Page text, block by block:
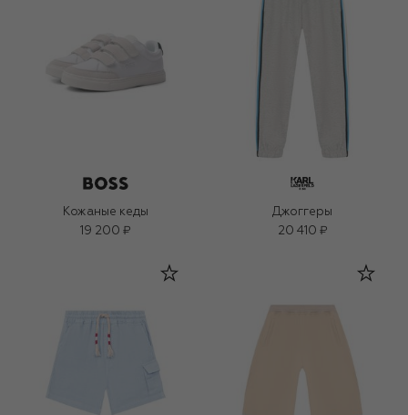
Кожаные кеды
19 200 ₽
Джоггеры
20 410 ₽